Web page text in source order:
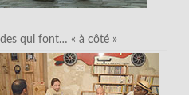
des qui font… « à côté »